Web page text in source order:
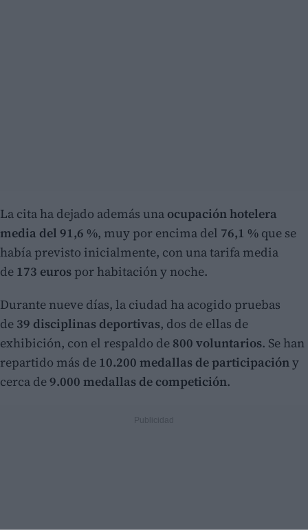
La cita ha dejado además una ocupación hotelera
media del 91,6 %, muy por encima del 76,1 % que se
había previsto inicialmente, con una tarifa media
de 173 euros por habitación y noche.
Durante nueve días, la ciudad ha acogido pruebas
de 39 disciplinas deportivas, dos de ellas de
exhibición, con el respaldo de 800 voluntarios. Se han
repartido más de 10.200 medallas de participacióny
cerca de9.000 medallas de competición.